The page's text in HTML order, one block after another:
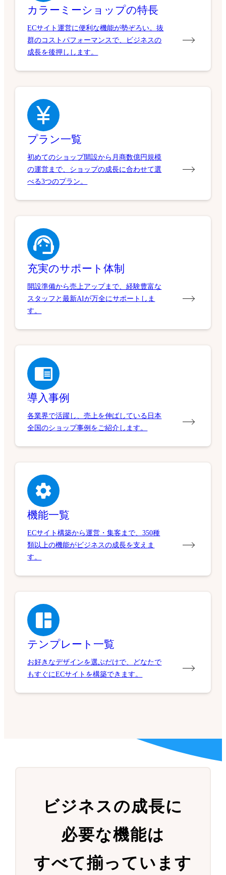
カラーミーショップの特長
ECサイト運営に便利な機能が勢ぞろい。抜
群のコストパフォーマンスで、ビジネスの
成長を後押しします。
プラン一覧
初めてのショップ開設から月商数億円規模
の運営まで、ショップの成長に合わせて選
べる3つのプラン。
充実のサポート体制
開設準備から売上アップまで、経験豊富な
スタッフと最新AIが万全にサポートしま
す。
導入事例
各業界で活躍し、売上を伸ばしている日本
全国のショップ事例をご紹介します。
機能一覧
ECサイト構築から運営・集客まで、350種
類以上の機能がビジネスの成長を支えま
す。
テンプレート一覧
お好きなデザインを選ぶだけで、どなたで
もすぐにECサイトを構築できます。
ビジネスの成長に
必要な機能は
すべて揃っています